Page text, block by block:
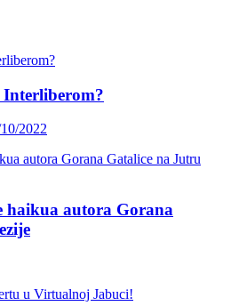
Interliberom?
2022
haikua autora Gorana